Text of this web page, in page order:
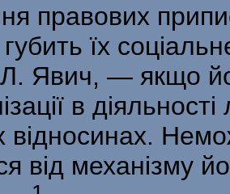
правових
їх
Л. Явич, — якщо
в
відносинах.
від механізму